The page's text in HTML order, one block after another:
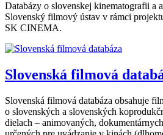
Databázy o slovenskej kinematografii a
Slovenský filmový ústav v rámci
SK CINEMA.
Slovenská filmová
Slovenská filmová databáza obsahuje
o slovenských a slovenských
dielach – animovaných,